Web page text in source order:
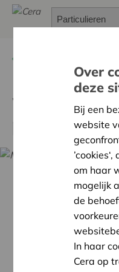
Webinar -
Over
deze
Bij een
website
om haar
mogelijk
de
In haar
Cera op